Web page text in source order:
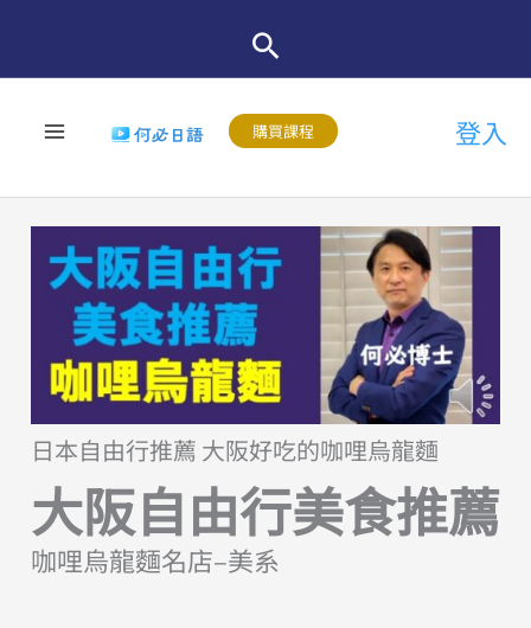
購買課程 登入
日本自由行推薦 大阪好吃的咖哩烏龍麵
大阪自由行美食推薦
咖哩烏龍麵名店–美系